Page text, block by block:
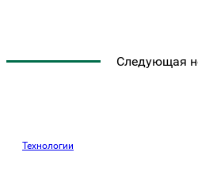
Следующая
Технологии